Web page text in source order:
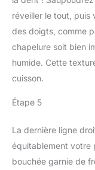
réveiller le tout, puis
des doigts, comme
chapelure soit bien
humide. Cette
cuisson.
Étape 5
La dernière ligne
équitablement votre
bouchée garnie de